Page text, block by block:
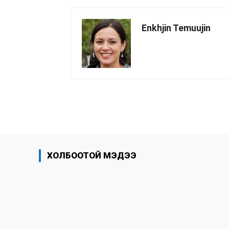
Enkhjin Temuujin
ХОЛБООТОЙ МЭДЭЭ